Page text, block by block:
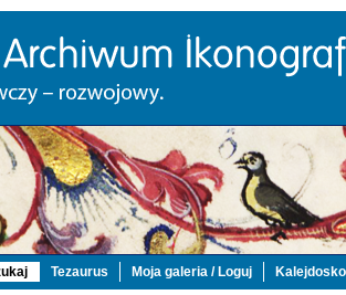
Tezaurus Moja galeria / Loguj